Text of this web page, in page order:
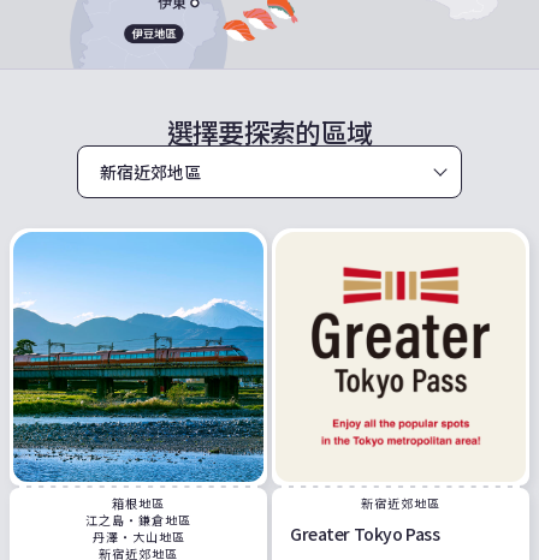
選擇要探索的區域
箱根地區
江之島・鎌倉地區
丹澤・大山地區
新宿近郊地區
新宿近郊地區
Greater Tokyo Pass